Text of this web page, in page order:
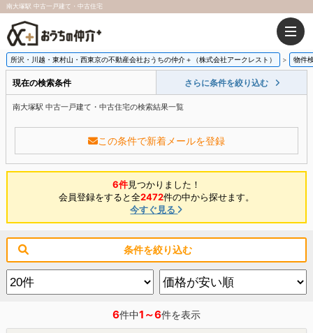
南大塚駅 中古一戸建て・中古住宅
所沢・川越・東村山・西東京の不動産会社おうちの仲介＋（株式会社アークレスト） 物件
現在の検索条件 さらに条件を絞り込む
南大塚駅 中古一戸建て・中古住宅の検索結果一覧
この条件で新着メールを登録
6件見つかりました！
会員登録をすると全2472件の中から探せます。
今すぐ見る
条件を絞り込む
6件中1～6件を表示